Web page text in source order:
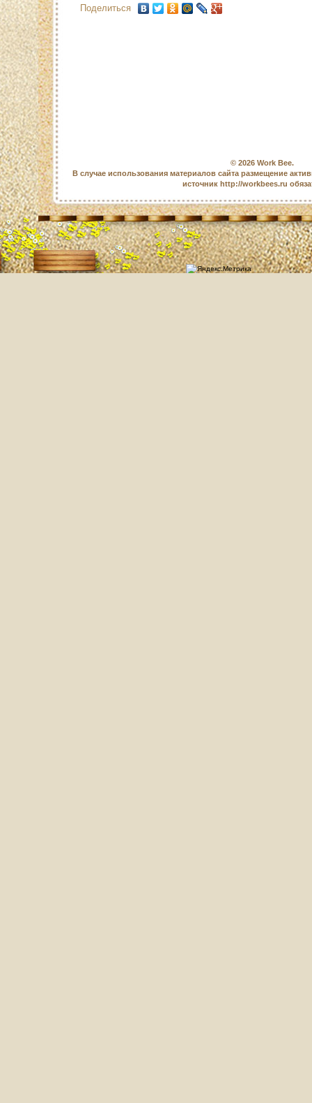
Поделиться
© 2026 Work Bee.
В случае использования материалов сайта размещение
источник http://workbees.ru